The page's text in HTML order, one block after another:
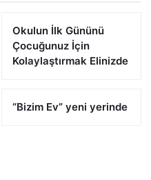
Okulun İlk Gününü
Çocuğunuz İçin
Kolaylaştırmak Elinizde
“Bizim Ev” yeni yerinde